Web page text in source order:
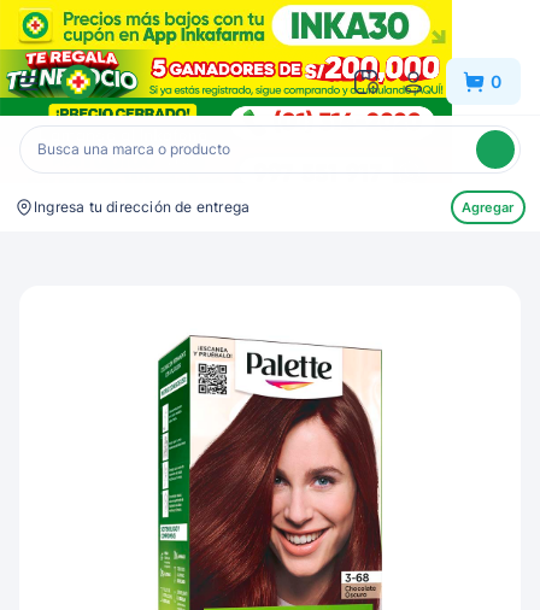
Inkafarma 0
Ingresa tu dirección de entrega Agregar